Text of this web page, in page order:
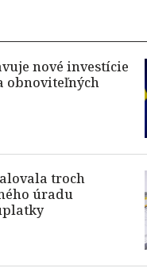
nové investície
obnoviteľných
troch
úradu